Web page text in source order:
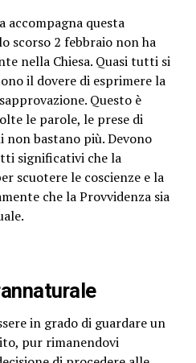
accompagna questa
scorso 2 febbraio non ha
nella Chiesa. Quasi tutti si
il dovere di esprimere la
Questo è
le parole, le prese di
non bastano più. Devono
significativi che la
scuotere le coscienze e la
che la Provvidenza sia
in grado di guardare un
pur rimanendovi